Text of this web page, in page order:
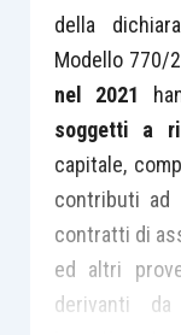
della
Modello 770/
nel 2021
soggetti a
capitale,
contributi
contratti di
ed altri
derivanti